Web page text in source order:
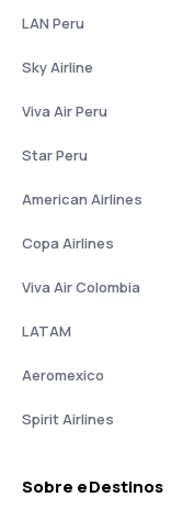
LAN Peru
Sky Airline
Viva Air Peru
Star Peru
American Airlines
Copa Airlines
Viva Air Colombia
LATAM
Aeromexico
Spirit Airlines
Sobre eDestinos